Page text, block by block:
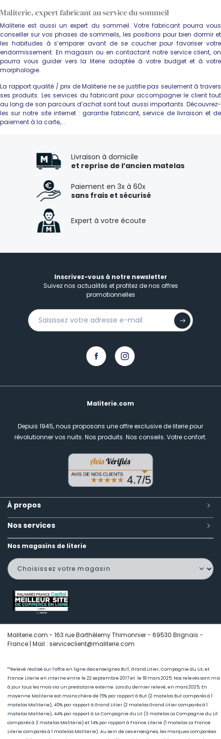
Maliterie, expert fabricant au service du sommeil
Maliterie est aussi un expert du sommeil. Votre fabricant pourra vous
conseiller sur vos phases de sommeils, les positions pour bien dormir et
les habitudes à s’emparer avant de se coucher pour favoriser votre
endormissement. En magasin ou en contactant notre service client, on
pourra vous guider vers la literie adaptée à votre budget et à votre
morphologie.
La rapport qualité / prix de Maliterie ne se justifie pas seulement à travers
ses produits. Les services du fabricant pour accompagner le client tout
au long de son parcours d’achat sont tout aussi importants. Découvrez-
les sur notre site internet : garantie fabricant, service de livraison et de
paiement à la carte,...
Livraison à domicile
et reprise de l’ancien matelas
Paiement en 3x à 60x
sans frais et sécurisé
Expert à votre écoute
Inscrivez-vous à notre newsletter
Suivez nos actualités et profitez de nos offres
promotionnelles
Maliterie.com
Depuis 1945, nous proposons une offre exclusive de literie pour
révolutionner vos nuits. Nos produits. Nos conseils. Votre confort.
À propos
Nos services
Nos magasins de literie
Maliterie.com - 163 rue Barthélemy Thimonnier - 69530 Brignais -
France | Mail : serviceclient@maliterie.com
"*Relevé réalisé sur l’offre en ligne des enseignes BUT, Grand Litier, Compagnie du Lit, et
France Literie en interne entre le 22 septembre 2017 et le 18 mars 2025. Nos relevés sont mis
à jour tous les mois via un prestataire externe. Lors du dernier relevé, en mars 2025, En
moyenne Maliterie est moins chère de 15% par rapport à But (2 matelas But comparés à 1
matelas Maliterie), 45% par rapport à Grand Litier (2 matelas Grand Litier comparés à 1
matelas Maliterie), 44% par rapport à La Compagnie du Lit (3 matelas La Compagnie du Lit
comparés à 3 matelas Maliterie) et 14% par rapport à France Literie (1 matelas La France
Literie comparés à 1 matelas Maliterie). Au sein de ces enseignes, les marques comparées